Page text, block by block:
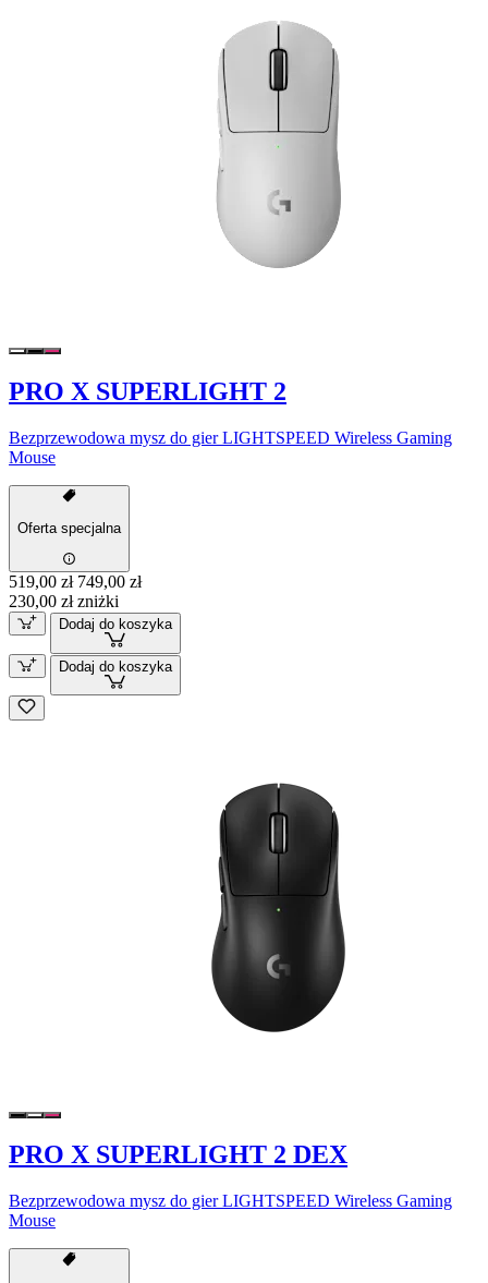
PRO X SUPERLIGHT 2
Bezprzewodowa mysz do gier LIGHTSPEED Wireless Gaming
Mouse
Oferta specjalna
519,00 zł 749,00 zł
230,00 zł zniżki
Dodaj do koszyka
Dodaj do koszyka
PRO X SUPERLIGHT 2 DEX
Bezprzewodowa mysz do gier LIGHTSPEED Wireless Gaming
Mouse